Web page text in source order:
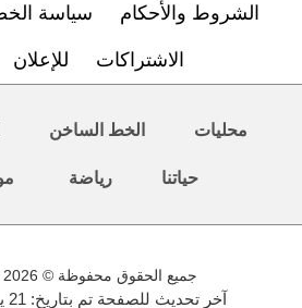
الشروط والأحكام سياسة
الاشتراكات للإعلان
محليات الخط الساخن
حياتنا رياضة
جميع الحقوق محفوظة © 2026 مؤسسة دبي
آخر تحديث للصفحة تم بتاريخ: 21 يوليو 2025 23:19